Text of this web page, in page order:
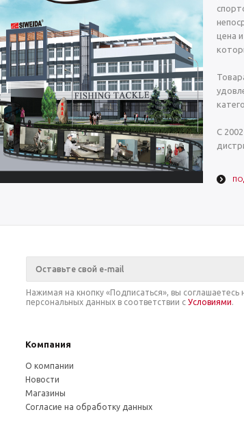
цена
С
Нажимая на кнопку «Подписаться», вы соглашаетесь
персональных данных в соответствии с Условиями.
Компания
О компании
Новости
Магазины
Согласие на обработку данных